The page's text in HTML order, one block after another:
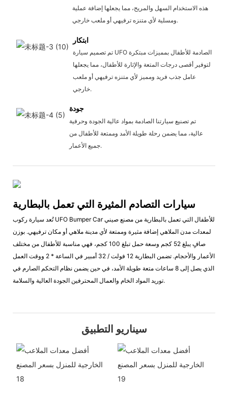
هذه الاستخدام السهل والمريح، مما يجعلها إضافة عملية
ومسلية لأي متنزه ترفيهي أو ملعب خارجي.
ابتكار
تم تصميم سيارة UFO الصادمة للأطفال بمميزات مبتكرة
لتوفير أقصى درجات المتعة والإثارة للأطفال، مما يجعلها
عامل جذب فريد ومميز لأي متنزه ترفيهي أو ملعب
خارجي.
جودة
تم تصنيع سيارتنا الصادمة بمواد عالية الجودة وحرفية
عالية، مما يضمن رحلة طويلة الأمد وممتعة للأطفال من
جميع الأعمار.
سيارات التصادم المثيرة التي تعمل بالبطارية
تُعد سيارة ركوب UFO Bumper Car للأطفال التي تعمل بالبطارية من مصنع صيني
لمعدات مدن الملاهي إضافة مثيرة وممتعة لأي مدينة ملاهي أو مكان ترفيهي. بوزن
صافٍ يبلغ 52 كجم وسعة حمل تبلغ 100 كجم، فهي مناسبة للأطفال من مختلف
الأعمار والأحجام. تضمن البطارية 12 فولت / 32 أمبير في الساعة * 2 ووقت العمل
الذي يصل إلى 8 ساعات متعة طويلة الأمد، في حين يضمن نظام التحكم الصارم في
توريد المواد الخام والعمال المحترفين الجودة العالية والسلامة.
سيناريو التطبيق